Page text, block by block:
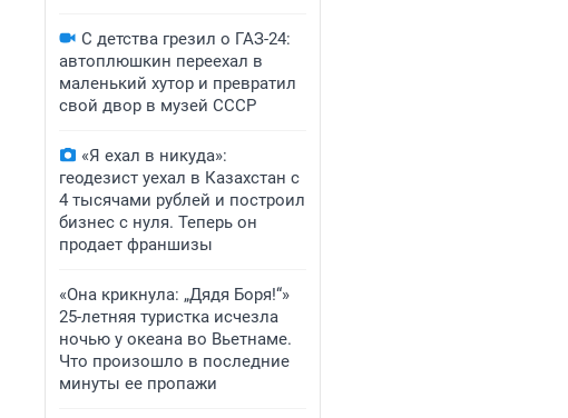
С детства грезил о ГАЗ-24:
автоплюшкин переехал в
маленький хутор и превратил
свой двор в музей СССР
«Я ехал в никуда»:
геодезист уехал в Казахстан с
4 тысячами рублей и построил
бизнес с нуля. Теперь он
продает франшизы
«Она крикнула: „Дядя Боря!“»
25-летняя туристка исчезла
ночью у океана во Вьетнаме.
Что произошло в последние
минуты ее пропажи